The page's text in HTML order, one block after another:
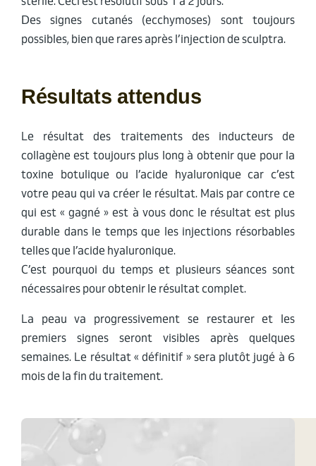
Des signes cutanés (ecchymoses) sont toujours
possibles, bien que rares après l’injection de sculptra.
Résultats attendus
Le résultat des traitements des inducteurs de
collagène est toujours plus long à obtenir que pour la
toxine botulique ou l’acide hyaluronique car c’est
votre peau qui va créer le résultat. Mais par contre ce
qui est « gagné » est à vous donc le résultat est plus
durable dans le temps que les injections résorbables
telles que l’acide hyaluronique.
C’est pourquoi du temps et plusieurs séances sont
nécessaires pour obtenir le résultat complet.
La peau va progressivement se restaurer et les
premiers signes seront visibles après quelques
semaines. Le résultat « définitif » sera plutôt jugé à 6
mois de la fin du traitement.